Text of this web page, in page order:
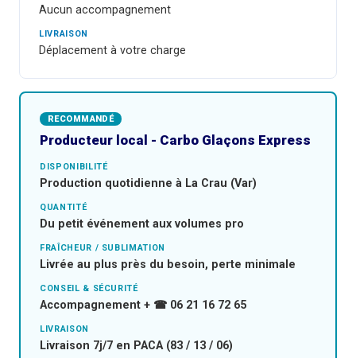
Aucun accompagnement
LIVRAISON
Déplacement à votre charge
RECOMMANDÉ
Producteur local - Carbo Glaçons Express
DISPONIBILITÉ
Production quotidienne à La Crau (Var)
QUANTITÉ
Du petit événement aux volumes pro
FRAÎCHEUR / SUBLIMATION
Livrée au plus près du besoin, perte minimale
CONSEIL & SÉCURITÉ
Accompagnement + ☎ 06 21 16 72 65
LIVRAISON
Livraison 7j/7 en PACA (83 / 13 / 06)